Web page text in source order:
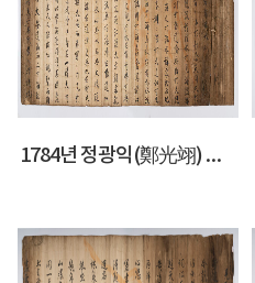
1784년 정광익(鄭光翊) 시권(試卷)